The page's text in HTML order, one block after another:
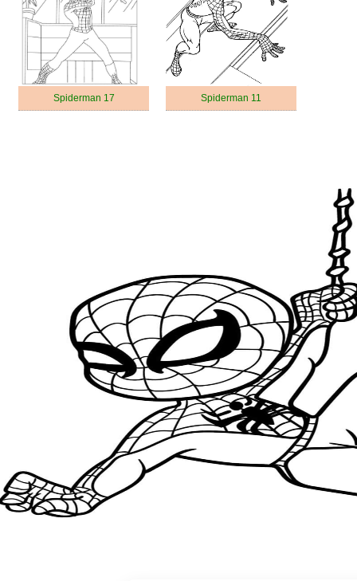
Spiderman 17 Spiderman 11